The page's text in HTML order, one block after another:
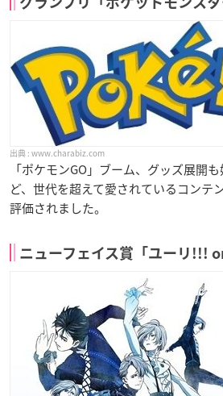
www.charabiz.com
「ポケモンGO」ブーム、グッズ展開
ど、世代を超えて愛されているコンテ
評価されました。
ニューフェイス賞「ユーリ!!!